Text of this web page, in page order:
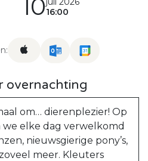
1016:00
overnachting
om… dierenplezier! Op
we elke dag verwelkomd
nieuwsgierige pony’s,
meer. Kleuters